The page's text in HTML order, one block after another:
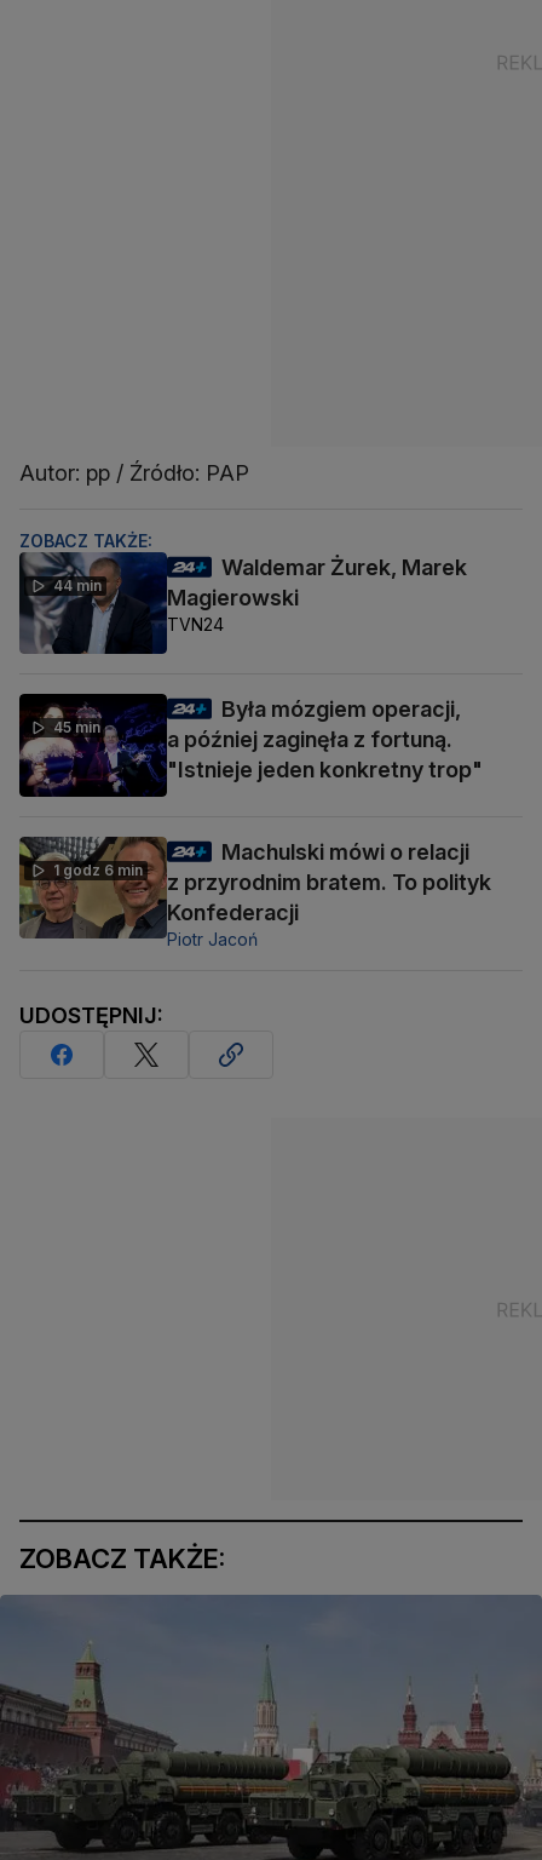
Autor: pp / Źródło: PAP
ZOBACZ TAKŻE:
44 min
Waldemar Żurek, Marek
Magierowski
TVN24
45 min
Była mózgiem operacji,
a później zaginęła z fortuną.
"Istnieje jeden konkretny trop"
1 godz 6 min
Machulski mówi o relacji
z przyrodnim bratem. To polityk
Konfederacji
Piotr Jacoń
UDOSTĘPNIJ:
ZOBACZ TAKŻE: